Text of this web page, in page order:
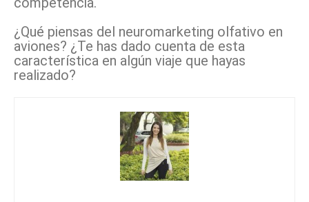
¿Qué piensas del neuromarketing olfativo en
aviones? ¿Te has dado cuenta de esta
característica en algún viaje que hayas
realizado?